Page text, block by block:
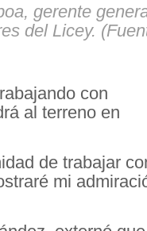
gerente
del Licey.
con
al terreno en
de trabajar
mi